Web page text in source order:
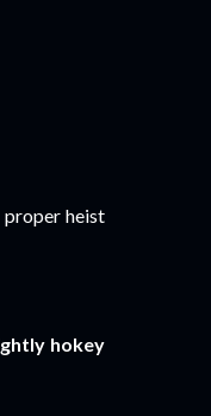
proper heist
hokey